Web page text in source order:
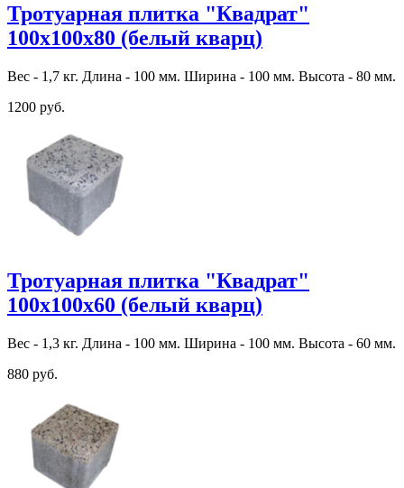
Тротуарная плитка "Квадрат"
100х100х80 (белый кварц)
Вес - 1,7 кг. Длина - 100 мм. Ширина - 100 мм. Высота - 80 мм.
1200 руб.
Тротуарная плитка "Квадрат"
100х100х60 (белый кварц)
Вес - 1,3 кг. Длина - 100 мм. Ширина - 100 мм. Высота - 60 мм.
880 руб.